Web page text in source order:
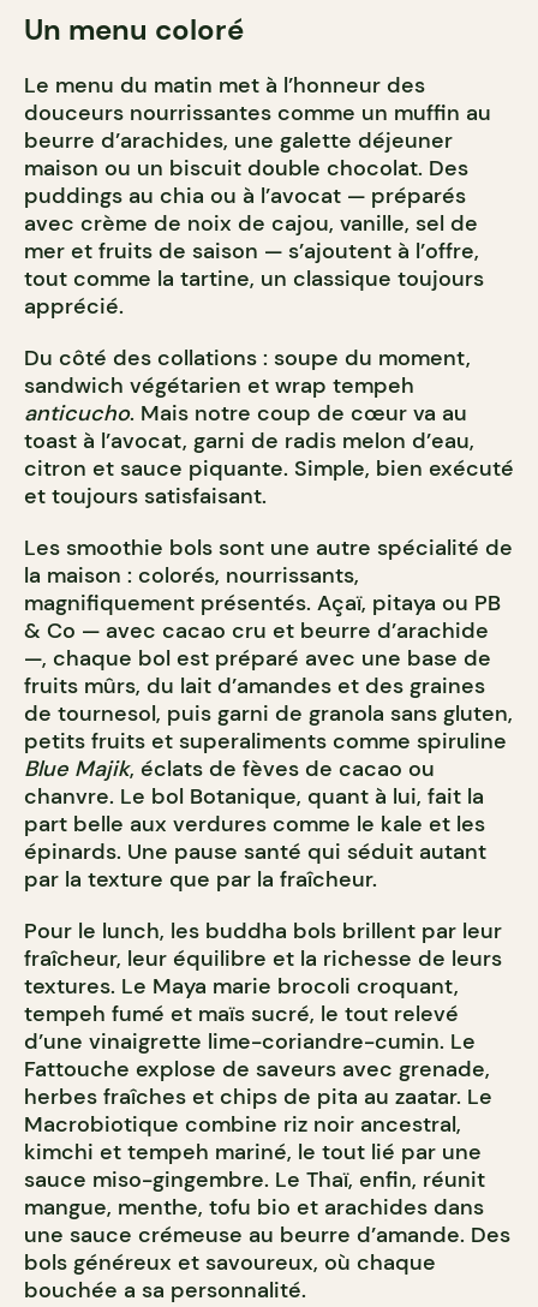
Un menu coloré
Le menu du matin met à l’honneur des
douceurs nourrissantes comme un muffin au
beurre d’arachides, une galette déjeuner
maison ou un biscuit double chocolat. Des
puddings au chia ou à l’avocat — préparés
avec crème de noix de cajou, vanille, sel de
mer et fruits de saison — s’ajoutent à l’offre,
tout comme la tartine, un classique toujours
apprécié.
Du côté des collations : soupe du moment,
sandwich végétarien et wrap tempeh
anticucho. Mais notre coup de cœur va au
toast à l’avocat, garni de radis melon d’eau,
citron et sauce piquante. Simple, bien exécuté
et toujours satisfaisant.
Les smoothie bols sont une autre spécialité de
la maison : colorés, nourrissants,
magnifiquement présentés. Açaï, pitaya ou PB
& Co — avec cacao cru et beurre d’arachide
—, chaque bol est préparé avec une base de
fruits mûrs, du lait d’amandes et des graines
de tournesol, puis garni de granola sans gluten,
petits fruits et superaliments comme spiruline
Blue Majik, éclats de fèves de cacao ou
chanvre. Le bol Botanique, quant à lui, fait la
part belle aux verdures comme le kale et les
épinards. Une pause santé qui séduit autant
par la texture que par la fraîcheur.
Pour le lunch, les buddha bols brillent par leur
fraîcheur, leur équilibre et la richesse de leurs
textures. Le Maya marie brocoli croquant,
tempeh fumé et maïs sucré, le tout relevé
d’une vinaigrette lime-coriandre-cumin. Le
Fattouche explose de saveurs avec grenade,
herbes fraîches et chips de pita au zaatar. Le
Macrobiotique combine riz noir ancestral,
kimchi et tempeh mariné, le tout lié par une
sauce miso-gingembre. Le Thaï, enfin, réunit
mangue, menthe, tofu bio et arachides dans
une sauce crémeuse au beurre d’amande. Des
bols généreux et savoureux, où chaque
bouchée a sa personnalité.